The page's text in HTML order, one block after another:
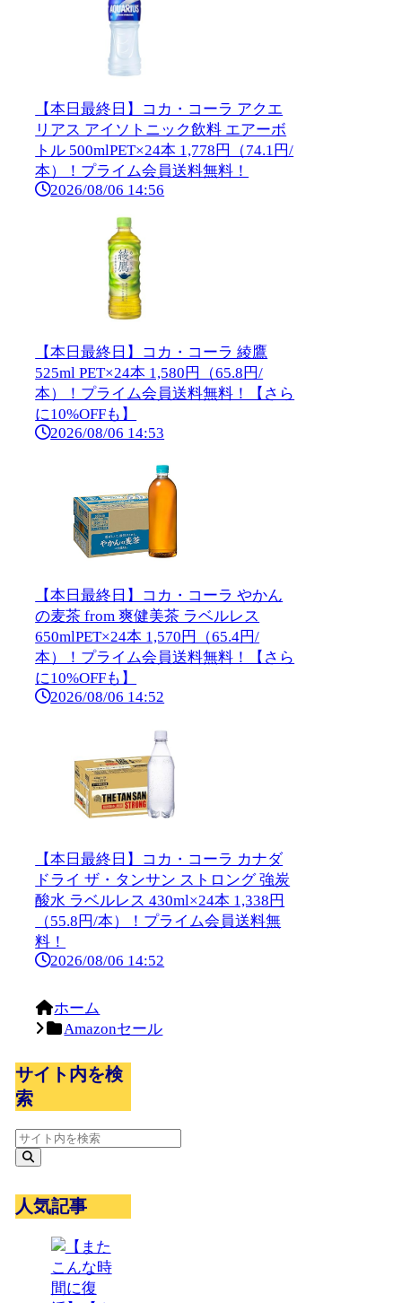
【本日最終日】コカ・コーラ アクエ
リアス アイソトニック飲料 エアーボ
トル 500mlPET×24本 1,778円（74.1円/
本）！プライム会員送料無料！
2026/08/06 14:56
【本日最終日】コカ・コーラ 綾鷹
525ml PET×24本 1,580円（65.8円/
本）！プライム会員送料無料！【さら
に10%OFFも】
2026/08/06 14:53
【本日最終日】コカ・コーラ やかん
の麦茶 from 爽健美茶 ラベルレス
650mlPET×24本 1,570円（65.4円/
本）！プライム会員送料無料！【さら
に10%OFFも】
2026/08/06 14:52
【本日最終日】コカ・コーラ カナダ
ドライ ザ・タンサン ストロング 強炭
酸水 ラベルレス 430ml×24本 1,338円
（55.8円/本）！プライム会員送料無
料！
2026/08/06 14:52
ホーム
Amazonセール
サイト内を検
索
人気記事